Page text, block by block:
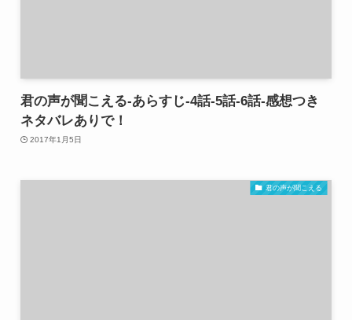
君の声が聞こえる-あらすじ-4話-5話-6話-感想つき
ネタバレありで！
2017年1月5日
君の声が聞こえる